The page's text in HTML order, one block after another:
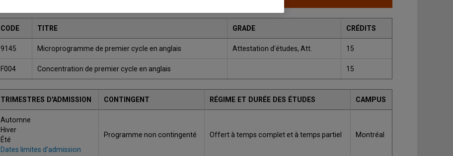
CODE TITRE GRADE CRÉDITS
9145 Microprogramme de premier cycle en anglais Attestation d'études, Att. 15
F004 Concentration de premier cycle en anglais 15
TRIMESTRES D'ADMISSION CONTINGENT RÉGIME ET DURÉE DES ÉTUDES CAMPUS
Automne
Hiver
Été
Dates limites d'admission
Programme non contingenté Offert à temps complet et à temps partiel Montréal